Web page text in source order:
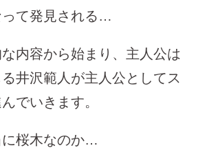
って発見される…
内容から始まり、主人公は
井沢範人が主人公としてス
でいきます。
桜木なのか…